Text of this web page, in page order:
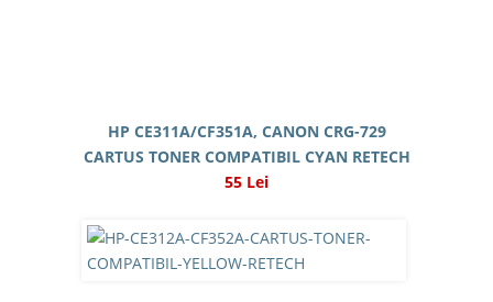
HP CE311A/CF351A, CANON CRG-729
CARTUS TONER COMPATIBIL CYAN RETECH
55 Lei